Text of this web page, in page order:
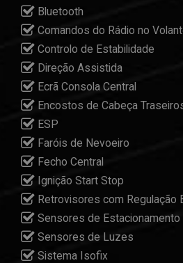
Bluetooth
Comandos do Rádio no
Controlo de Estabilidade
Direção Assistida
Ecrã Consola Central
Encostos de Cabeça
ESP
Faróis de Nevoeiro
Fecho Central
Ignição Start Stop
Retrovisores com Regulação
Sensores de Estacionamento
Sensores de Luzes
Sistema Isofix